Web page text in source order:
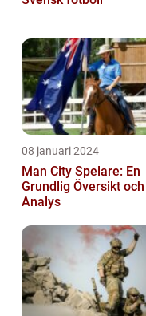
08 januari 2024
Man City Spelare: En
Grundlig Översikt och
Analys